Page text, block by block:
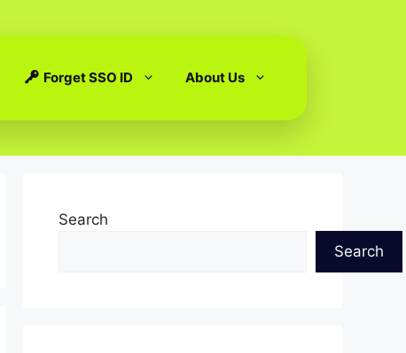
Forget SSO ID About Us
Search
Search